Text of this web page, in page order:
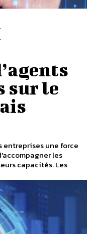
sur le
entreprises une force
les
capacités. Les